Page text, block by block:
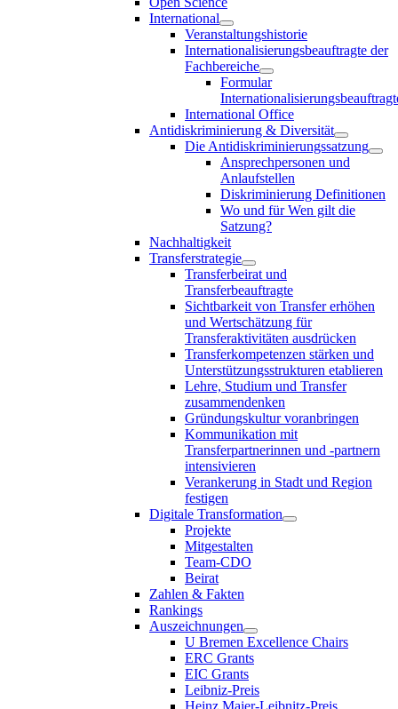
International
Veranstaltungshistorie
Internationalisierungsbeauftragte der
Fachbereiche
Formular
International Office
Antidiskriminierung & Diversität
Die Antidiskriminierungssatzung
Ansprechpersonen und
Anlaufstellen
Diskriminierung Definitionen
Wo und für Wen gilt die
Satzung?
Nachhaltigkeit
Transferstrategie
Transferbeirat und
Transferbeauftragte
Sichtbarkeit von Transfer erhöhen
und Wertschätzung für
Transferaktivitäten ausdrücken
Transferkompetenzen stärken und
Unterstützungsstrukturen etablieren
Lehre, Studium und Transfer
zusammendenken
Gründungskultur voranbringen
Kommunikation mit
Transferpartnerinnen und -partnern
intensivieren
Verankerung in Stadt und Region
festigen
Digitale Transformation
Projekte
Mitgestalten
Team-CDO
Beirat
Zahlen & Fakten
Rankings
Auszeichnungen
U Bremen Excellence Chairs
ERC Grants
EIC Grants
Leibniz-Preis
Heinz Maier-Leibnitz-Preis